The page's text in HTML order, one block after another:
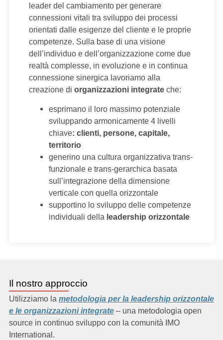
leader del cambiamento per generare
connessioni vitali tra sviluppo dei processi
orientati dalle esigenze del cliente e le proprie
competenze. Sulla base di una visione
dell’individuo e dell’organizzazione come due
realtà complesse, in evoluzione e in continua
connessione sinergica lavoriamo alla
creazione di organizzazioni integrateche:
esprimano il loro massimo potenziale
sviluppando armonicamente 4 livelli
chiave: clienti, persone, capitale,
territorio
generino una cultura organizzativa trans-
funzionale e trans-gerarchica basata
sull’integrazione della dimensione
verticale con quella orizzontale
supportino lo sviluppo delle competenze
individuali della leadership orizzontale
Il nostro approccio
Utilizziamo la metodologia per la leadership orizzontale
e le organizzazioni integrate – una metodologia open
source in continuo sviluppo con la comunità IMO
International.